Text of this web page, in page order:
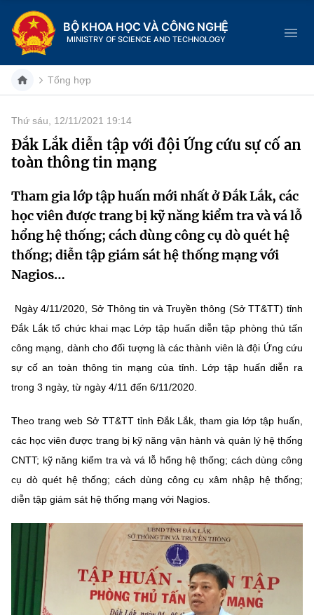
BỘ KHOA HỌC VÀ CÔNG NGHỆ
MINISTRY OF SCIENCE AND TECHNOLOGY
Danh mục
Trang chủ
Giới thiệu
Chức năng nhiệm vụ
Cơ cấu tổ chức
Sở Khoa học và Công nghệ
Tin tức sự kiện
Khoa học và Công nghệ
Chuyển đổi số
Bưu chính, Viễn thông
Tiêu chuẩn, đo lường, chất lượng
Tin tổng hợp
Tin địa phương
Dịch vụ công
Văn bản QPPL
Văn bản chỉ đạo điều hành
MST IOFFICE
THỐNG KÊ
Khoa học và Công nghệ
Đổi mới sáng tạo
Chuyển đổi số
Bưu chính, Viễn thông
Sở hữu trí tuệ
Tiêu chuẩn, đo lường, chất lượng
Năng lượng nguyên tử
Multimedia
THƯ ĐIỆN TỬ
Khác
Videos
Nhiệm vụ trọng tâm
Tổng hợp
Thứ sáu, 12/11/2021 19:14
Đắk Lắk diễn tập với đội Ứng cứu sự cố an
toàn thông tin mạng
Tham gia lớp tập huấn mới nhất ở Đắk Lắk, các
học viên được trang bị kỹ năng kiểm tra và vá lỗ
hổng hệ thống; cách dùng công cụ dò quét hệ
thống; diễn tập giám sát hệ thống mạng với
Nagios…
Ngày 4/11/2020, Sở Thông tin và Truyền thông (Sở TT&TT) tỉnh
Đắk Lắk tổ chức khai mạc Lớp tập huấn diễn tập phòng thủ tấn
công mạng, dành cho đối tượng là các thành viên là đội Ứng cứu
sự cố an toàn thông tin mạng của tỉnh. Lớp tập huấn diễn ra
trong 3 ngày, từ ngày 4/11 đến 6/11/2020.
Theo trang web Sở TT&TT tỉnh Đắk Lắk, tham gia lớp tập huấn,
các học viên được trang bị kỹ năng vận hành và quản lý hệ thống
CNTT; kỹ năng kiểm tra và vá lỗ hổng hệ thống; cách dùng công
cụ dò quét hệ thống; cách dùng công cụ xâm nhập hệ thống;
diễn tập giám sát hệ thống mạng với Nagios.